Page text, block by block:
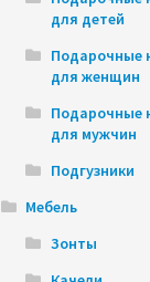
для детей
Подарочные
для женщин
Подарочные
для мужчин
Подгузники
Мебель
Зонты